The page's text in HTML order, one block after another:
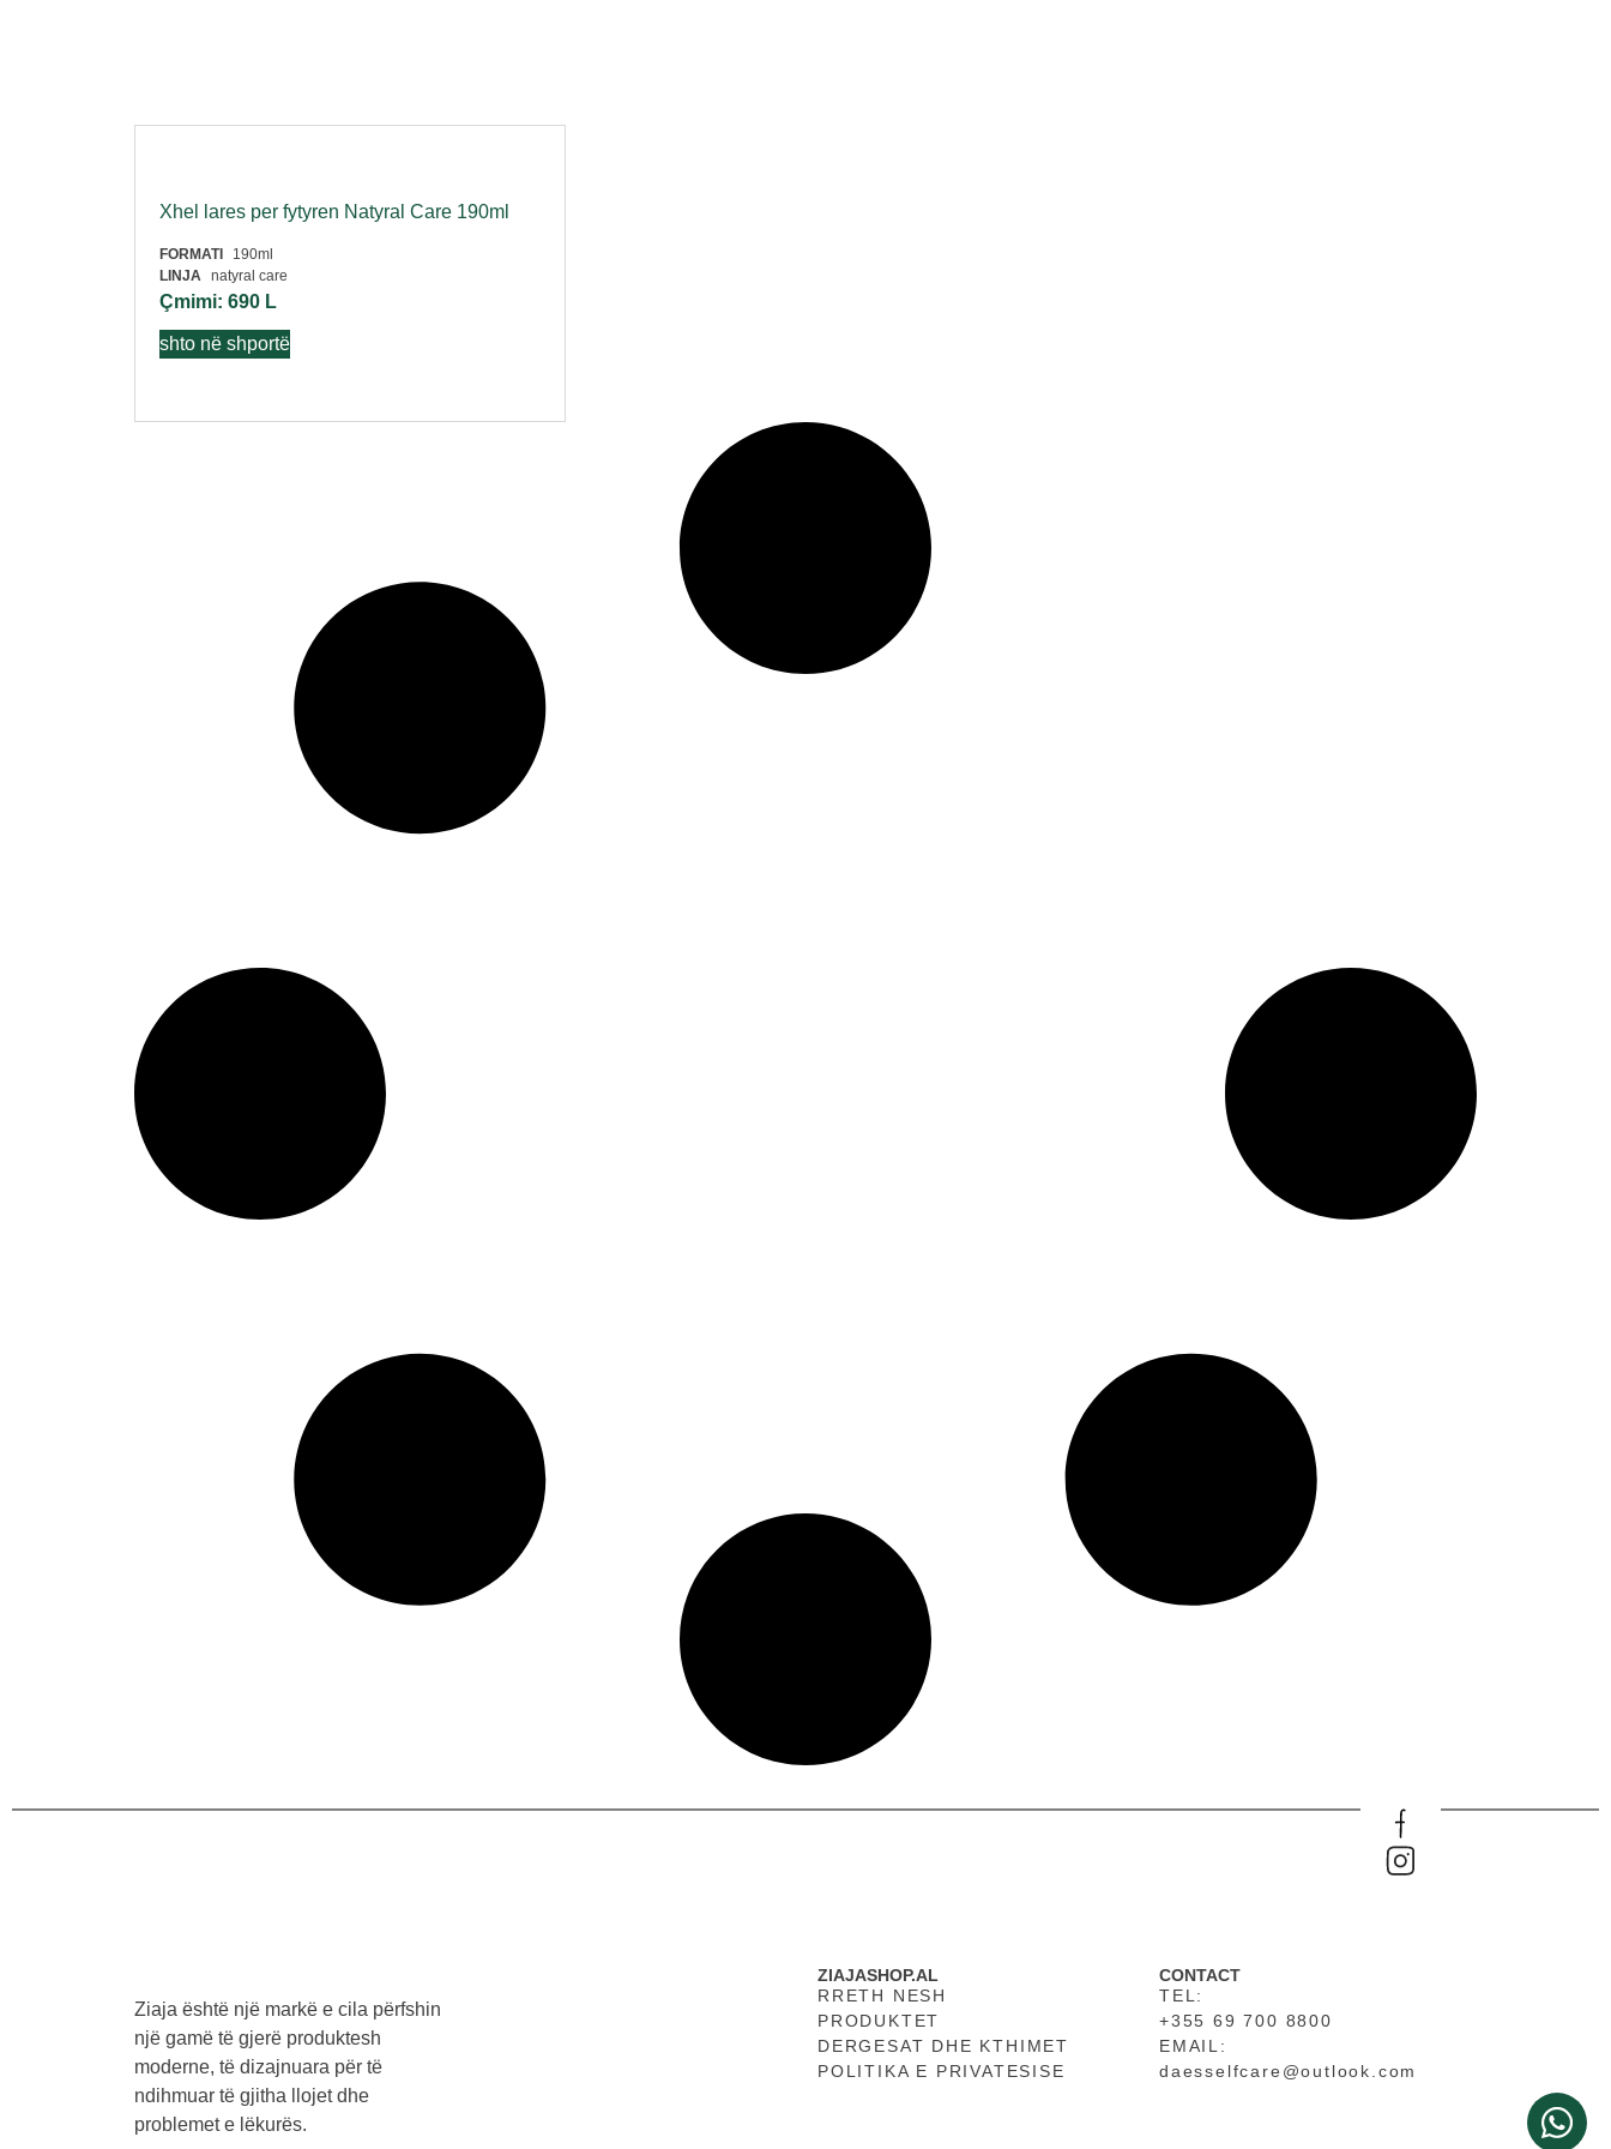
Xhel lares per fytyren Natyral Care 190ml
FORMATI
190ml
LINJA natyral care
Çmimi: 690 L
shto në shportë
Ziaja është një markë e cila përfshin
një gamë të gjerë produktesh
moderne, të dizajnuara për të
ndihmuar të gjitha llojet dhe
problemet e lëkurës.
ZIAJASHOP.AL
RRETH NESH
PRODUKTET
DERGESAT DHE KTHIMET
POLITIKA E PRIVATESISE
CONTACT
TEL:
+355 69 700 8800
EMAIL:
daesselfcare@outlook.com